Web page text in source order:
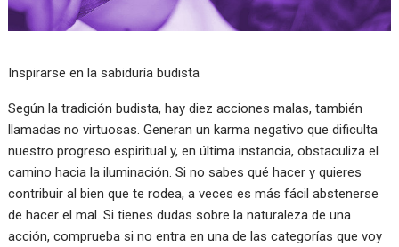
Inspirarse en la sabiduría budista
Según la tradición budista, hay diez acciones malas, también
llamadas no virtuosas. Generan un karma negativo que dificulta
nuestro progreso espiritual y, en última instancia, obstaculiza el
camino hacia la iluminación. Si no sabes qué hacer y quieres
contribuir al bien que te rodea, a veces es más fácil abstenerse
de hacer el mal. Si tienes dudas sobre la naturaleza de una
acción, comprueba si no entra en una de las categorías que voy